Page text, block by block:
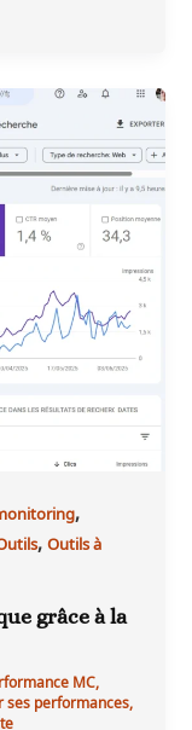
,
,Outils à
grâce à la
MC,
performances,